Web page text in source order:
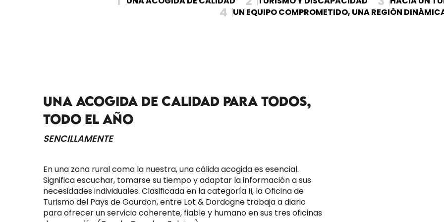
4 UN EQUIPO COMPROMETIDO, UNA REGIÓN
UNA ACOGIDA DE CALIDAD PARA TODOS,
TODO EL AÑO
SENCILLAMENTE
En una zona rural como la nuestra, una cálida acogida es esencial.
Significa escuchar, tomarse su tiempo y adaptar la información a sus
necesidades individuales. Clasificada en la categoría II, la Oficina de
Turismo del Pays de Gourdon, entre Lot & Dordogne trabaja a diario
para ofrecer un servicio coherente, fiable y humano en sus tres oficinas